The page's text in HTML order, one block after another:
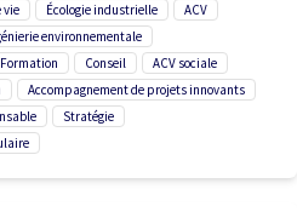
vie écologie industrielle
ACV
environnementale
formation conseil
ACV sociale
accompagnement de projets innovants
stratégie